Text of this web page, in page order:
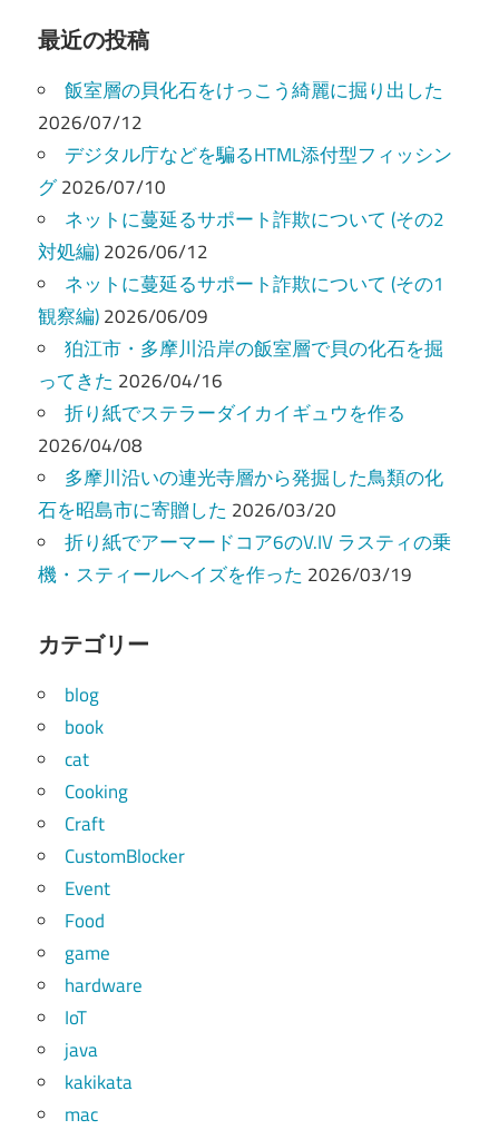
ビ
ゲ
ー
シ
ョ
ン
最近の投稿
飯室層の貝化石をけっこう綺麗に掘り出した
2026/07/12
デジタル庁などを騙るHTML添付型フィッシン
グ2026/07/10
ネットに蔓延るサポート詐欺について (その2
対処編)2026/06/12
ネットに蔓延るサポート詐欺について (その1
観察編)2026/06/09
狛江市・多摩川沿岸の飯室層で貝の化石を掘
ってきた 2026/04/16
折り紙でステラーダイカイギュウを作る
2026/04/08
多摩川沿いの連光寺層から発掘した鳥類の化
石を昭島市に寄贈した 2026/03/20
折り紙でアーマードコア6のV.IV ラスティの乗
機・スティールヘイズを作った 2026/03/19
カテゴリー
blog
book
cat
Cooking
Craft
CustomBlocker
Event
Food
game
hardware
IoT
java
kakikata
mac